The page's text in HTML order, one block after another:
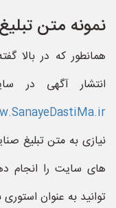
نمونه متن
همانطور که در بالا
انتشار آگهی در
نیازی به متن تبلیغ
های سایت را انجام
توانید به عنوان استوری